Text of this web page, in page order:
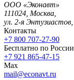
ООО «Эконавт»
111024 Москва
ул. 2-я
Контакты
+7 800 707-27-90
Бесплатно по России
+7 921 865-47-15
Max
mail@econavt.ru